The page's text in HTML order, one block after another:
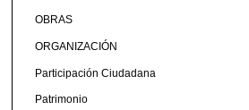
OBRAS
ORGANIZACIÓN
Participación Ciudadana
Patrimonio